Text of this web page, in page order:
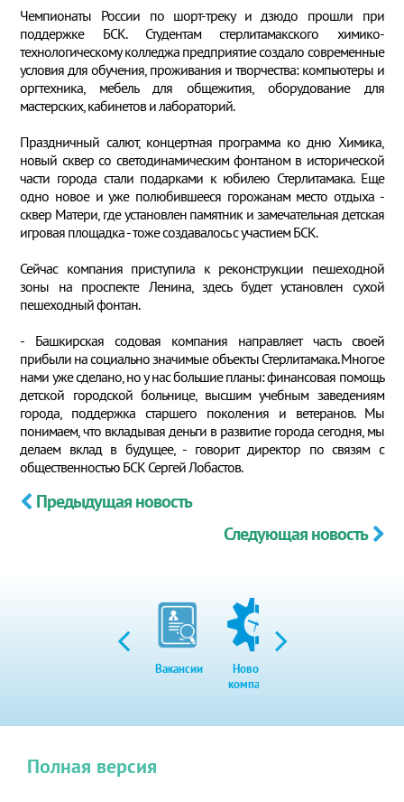
Чемпионаты России по шорт-треку и дзюдо прошли при
поддержке БСК. Студентам стерлитамакского химико-
технологическому колледжа предприятие создало современные
условия для обучения, проживания и творчества: компьютеры и
оргтехника, мебель для общежития, оборудование для
мастерских, кабинетов и лабораторий.
Праздничный салют, концертная программа ко дню Химика,
новый сквер со светодинамическим фонтаном в исторической
части города стали подарками к юбилею Стерлитамака. Еще
одно новое и уже полюбившееся горожанам место отдыха -
сквер Матери, где установлен памятник и замечательная детская
игровая площадка - тоже создавалось с участием БСК.
Сейчас компания приступила к реконструкции пешеходной
зоны на проспекте Ленина, здесь будет установлен сухой
пешеходный фонтан.
- Башкирская содовая компания направляет часть своей
прибыли на социально значимые объекты Стерлитамака. Многое
нами уже сделано, но у нас большие планы: финансовая помощь
детской городской больнице, высшим учебным заведениям
города, поддержка старшего поколения и ветеранов. Мы
понимаем, что вкладывая деньги в развитие города сегодня, мы
делаем вклад в будущее, - говорит директор по связям с
общественностью БСК Сергей Лобастов.
Предыдущая новость
Следующая новость
Вакансии
Новости
компании
Полная версия